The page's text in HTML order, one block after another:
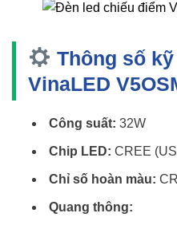
Thông số
VinaLED
Công suất: 32W
Chip LED: CREE
Chỉ số hoàn màu:
Quang thông: